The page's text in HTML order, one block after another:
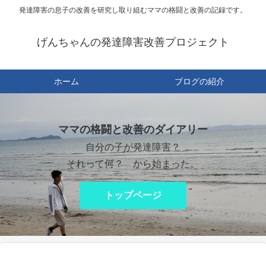
発達障害の息子の改善を研究し取り組むママの格闘と改善の記録です。
げんちゃんの発達障害改善プロジェクト
ホーム ブログの紹介
ママの格闘と改善のダイアリー
自分の子が発達障害？
それって何？ から始まった。
トップページ